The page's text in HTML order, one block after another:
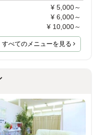
¥ 5,000～
¥ 6,000～
¥ 10,000～
すべてのメニューを見る